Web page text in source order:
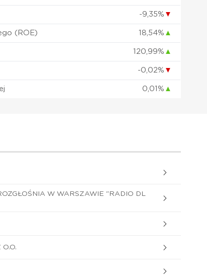
-9,35% ▼
(ROE) 18,54% ▲
120,99% ▲
-0,02% ▼
0,01% ▲
W WARSZAWIE "RADIO DL